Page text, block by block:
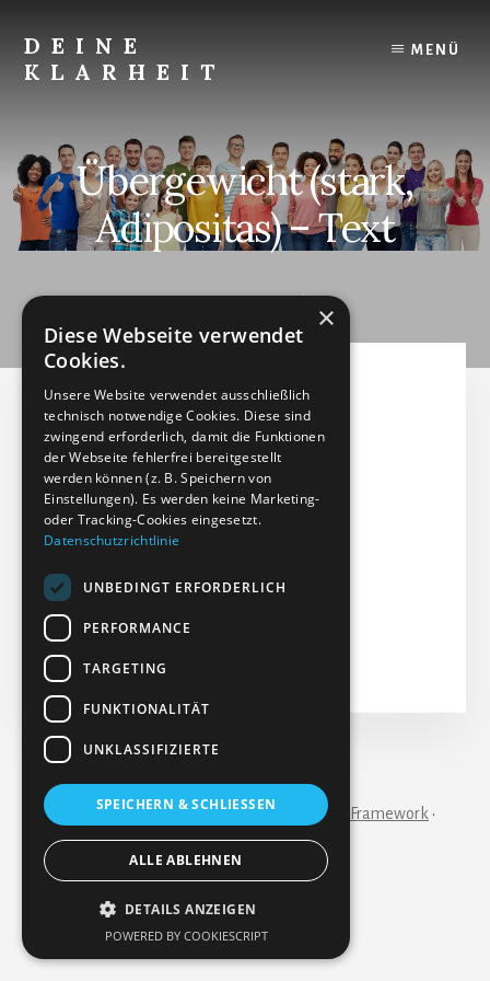
content
DEINE
KLARHEIT
innere
Klarheit.
MENÜ
Übergewicht (stark,
Adipositas) – Text
JUNI 25, 2024 by
Übergewicht (stark,
Adipositas) - Text
Textdatei (PDF)
Dateigröße: 170.60 KB
Erstellt: 25-06-2024
Aktualisiert: 25-06-2024
Treffer: 153
Herunterladen
Copyright © 2026 ·Essence Proon Genesis Framework ·
WordPress·Anmelden
×
Diese Webseite verwendet
Cookies.
Unsere Website verwendet ausschließlich
technisch notwendige Cookies. Diese sind
zwingend erforderlich, damit die Funktionen
der Webseite fehlerfrei bereitgestellt
werden können (z. B. Speichern von
Einstellungen). Es werden keine Marketing-
oder Tracking-Cookies eingesetzt.
Datenschutzrichtlinie
UNBEDINGT ERFORDERLICH
PERFORMANCE
TARGETING
FUNKTIONALITÄT
UNKLASSIFIZIERTE
SPEICHERN & SCHLIESSEN
ALLE ABLEHNEN
DETAILS ANZEIGEN
POWERED BY COOKIESCRIPT